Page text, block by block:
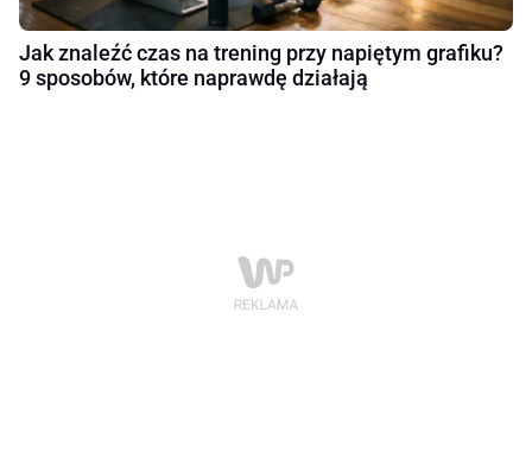
Jak znaleźć czas na trening przy napiętym grafiku?
9 sposobów, które naprawdę działają